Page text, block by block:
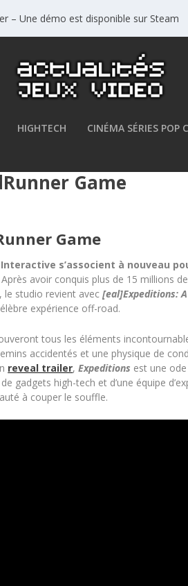
– Une démo est disponible sur Steam
HIGHTECH CINÉMA SÉRIES POP
Game
Game
s’associent à nouveau
Après avoir conquis plus de 15 millions
, le studio revient avec[eal]Expeditions:
expérience off-road.
tous les éléments
accidentés et une physique de
reveal trailer,Expeditions est une
gadgets high-tech et d’une équipe
à couper le souffle.